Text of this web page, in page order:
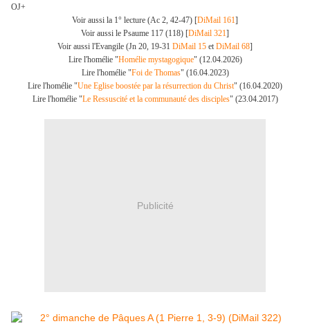
OJ+
Voir aussi la 1° lecture (Ac 2, 42-47) [DiMail 161]
Voir aussi le Psaume 117 (118) [DiMail 321]
Voir aussi l'Evangile (Jn 20, 19-31 DiMail 15 et DiMail 68]
Lire l'homélie "Homélie mystagogique" (12.04.2026)
Lire l'homélie "Foi de Thomas" (16.04.2023)
Lire l'homélie "Une Eglise boostée par la résurrection du Christ" (16.04.2020)
Lire l'homélie "Le Ressuscité et la communauté des disciples" (23.04.2017)
Publicité